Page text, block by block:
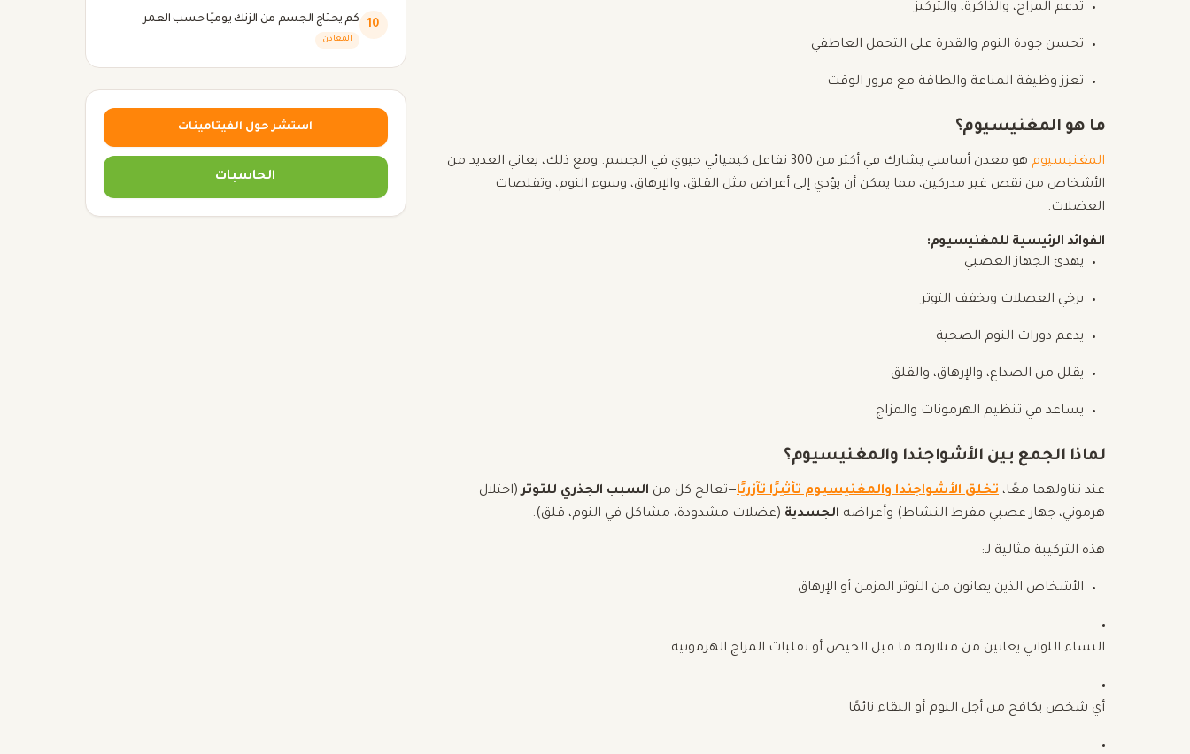
تدعم المزاج، والذاكرة، والتركيز
تحسن جودة النوم والقدرة على التحمل العاطفي
تعزز وظيفة المناعة والطاقة مع مرور الوقت
ما هو المغنيسيوم؟
المغنيسيوم
هو معدن أساسي يشارك في أكثر من 300 تفاعل كيميائي حيوي في الجسم. ومع ذلك، يعاني العديد من
الأشخاص من نقص غير مدركين، مما يمكن أن يؤدي إلى أعراض مثل القلق، والإرهاق، وسوء النوم، وتقلصات
العضلات.
الفوائد الرئيسية للمغنيسيوم:
يهدئ الجهاز العصبي
يرخي العضلات ويخفف التوتر
يدعم دورات النوم الصحية
يقلل من الصداع، والإرهاق، والقلق
يساعد في تنظيم الهرمونات والمزاج
لماذا الجمع بين الأشواجندا والمغنيسيوم؟
عند تناولهما معًا، تخلق الأشواجندا والمغنيسيوم تأثيرًا تآزريًا—تعالج كل من السبب الجذري للتوتر(اختلال
هرموني، جهاز عصبي مفرط النشاط) وأعراضه الجسدية (عضلات مشدودة، مشاكل في النوم، قلق).
هذه التركيبة مثالية لـ:
الأشخاص الذين يعانون من التوتر المزمن أو الإرهاق
النساء اللواتي يعانين من متلازمة ما قبل الحيض أو تقلبات المزاج الهرمونية
أي شخص يكافح من أجل النوم أو البقاء نائمًا
10 كم يحتاج الجسم من الزنك يوميًا حسب العمر
المعادن
استشر حول الفيتامينات
الحاسبات